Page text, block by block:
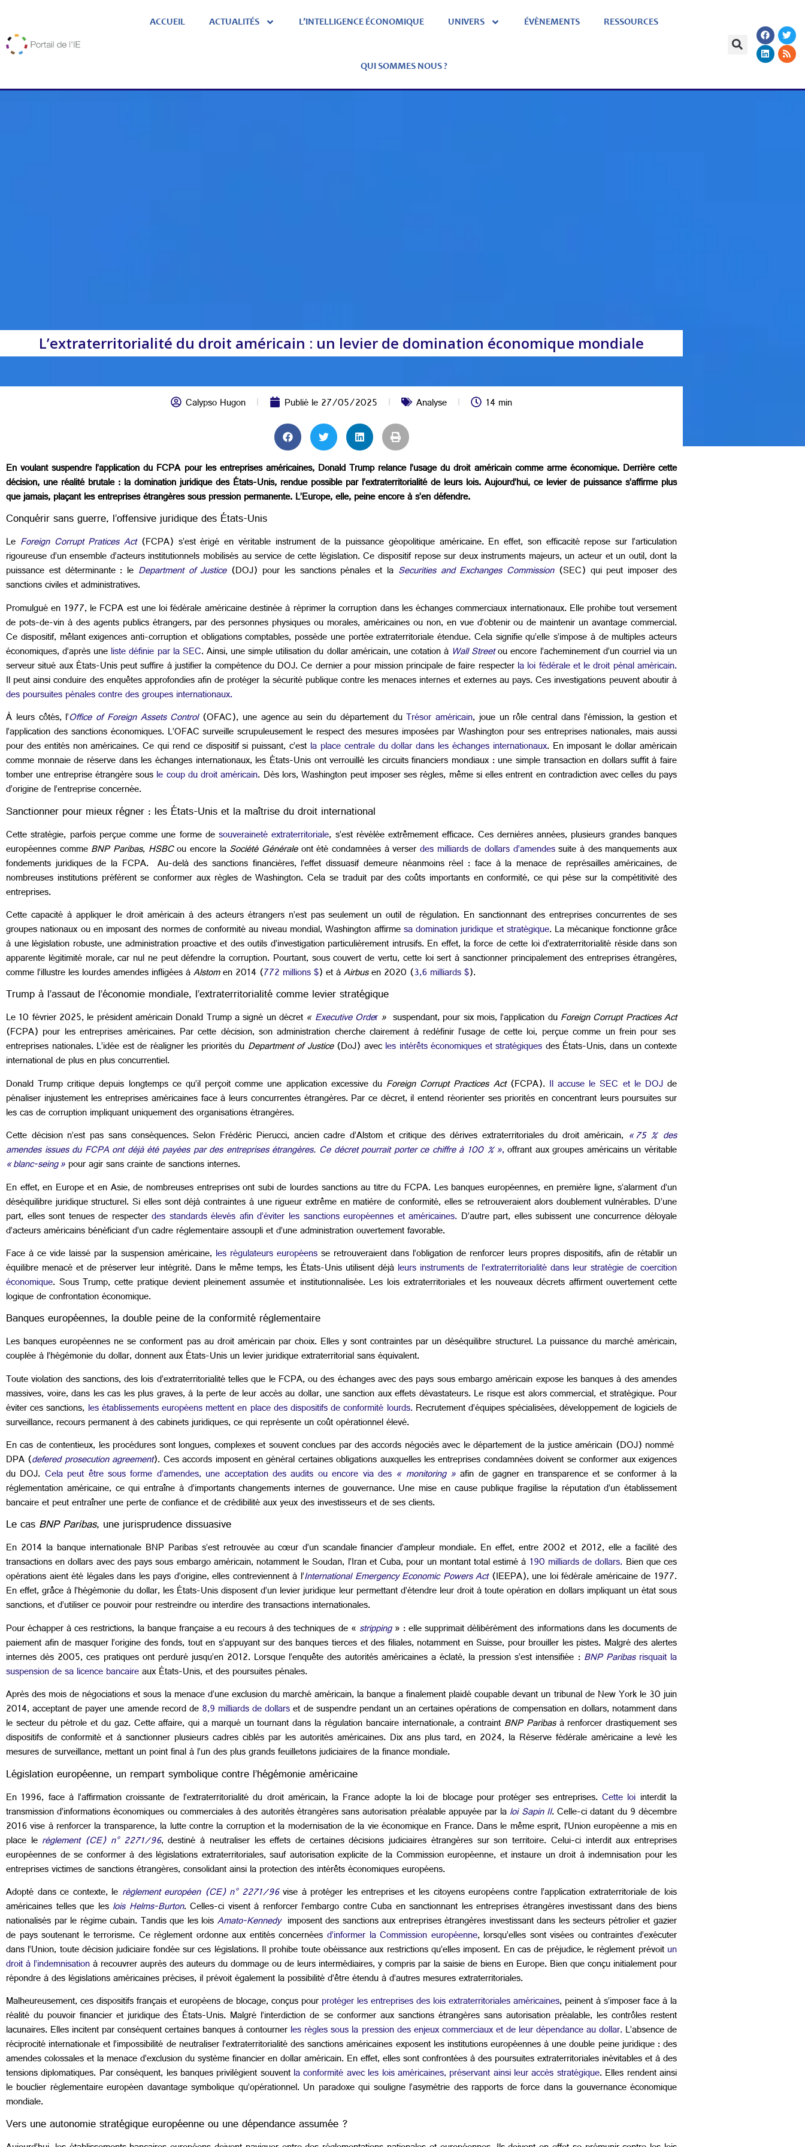
ACCUEIL ACTUALITÉS L’INTELLIGENCE ÉCONOMIQUE UNIVERS ÉVÈNEMENTS RESSOURCES
QUI SOMMES NOUS ?
L’extraterritorialité du droit américain : un levier de domination économique mondiale
Calypso Hugon Publié le27/05/2025 Analyse 14 min
En voulant suspendre l’application du FCPA pour les entreprises américaines, Donald Trump relance l’usage du droit américain comme arme économique. Derrière cette
décision, une réalité brutale : la domination juridique des États-Unis, rendue possible par l’extraterritorialité de leurs lois. Aujourd’hui, ce levier de puissance s’affirme plus
que jamais, plaçant les entreprises étrangères sous pression permanente. L’Europe, elle, peine encore à s’en défendre.
Conquérir sans guerre, l’offensive juridique des États-Unis
Le Foreign Corrupt Pratices Act(FCPA) s’est érigé en véritable instrument de la puissance géopolitique américaine. En effet, son efficacité repose sur l’articulation
rigoureuse d’un ensemble d’acteurs institutionnels mobilisés au service de cette législation. Ce dispositif repose sur deux instruments majeurs, un acteur et un outil, dont la
puissance est déterminante : le Department of Justice(DOJ) pour les sanctions pénales et la Securities and Exchanges Commission(SEC) qui peut imposer des
sanctions civiles et administratives.
Promulgué en 1977, le FCPA est une loi fédérale américaine destinée à réprimer la corruption dans les échanges commerciaux internationaux. Elle prohibe tout versement
de pots-de-vin à des agents publics étrangers, par des personnes physiques ou morales, américaines ou non, en vue d’obtenir ou de maintenir un avantage commercial.
Ce dispositif, mêlant exigences anti-corruption et obligations comptables, possède une portée extraterritoriale étendue. Cela signifie qu’elle s’impose à de multiples acteurs
économiques, d’après uneliste définie par la SEC. Ainsi, une simple utilisation du dollar américain, une cotation à Wall Streetou encore l’acheminement d’un courriel via un
serveur situé aux États-Unis peut suffire à justifier la compétence du DOJ. Ce dernier a pour mission principale de faire respecterla loi fédérale et le droit pénal américain.
Il peut ainsi conduire des enquêtes approfondies afin de protéger la sécurité publique contre les menaces internes et externes au pays. Ces investigations peuvent aboutir à
des poursuites pénales contre des groupes internationaux.
À leurs côtés, l’Office of Foreign Assets Control(OFAC), une agence au sein du département duTrésor américain, joue un rôle central dans l’émission, la gestion et
l’application des sanctions économiques. L’OFAC surveille scrupuleusement le respect des mesures imposées par Washington pour ses entreprises nationales, mais aussi
pour des entités non américaines. Ce qui rend ce dispositif si puissant, c’est la place centrale du dollar dans les échanges internationaux. En imposant le dollar américain
comme monnaie de réserve dans les échanges internationaux, les États-Unis ont verrouillé les circuits financiers mondiaux : une simple transaction en dollars suffit à faire
tomber une entreprise étrangère sousle coup du droit américain. Dès lors, Washington peut imposer ses règles, même si elles entrent en contradiction avec celles du pays
d’origine de l’entreprise concernée.
Sanctionner pour mieux régner : les États-Unis et la maîtrise du droit international
Cette stratégie, parfois perçue comme une forme desouveraineté extraterritoriale, s’est révélée extrêmement efficace. Ces dernières années, plusieurs grandes banques
européennes commeBNP Paribas, HSBCou encore laSociété Généraleont été condamnées à verserdes milliards de dollars d’amendessuite à des manquements aux
fondements juridiques de la FCPA. Au-delà des sanctions financières, l’effet dissuasif demeure néanmoins réel : face à la menace de représailles américaines, de
nombreuses institutions préfèrent se conformer aux règles de Washington. Cela se traduit par des coûts importants en conformité, ce qui pèse sur la compétitivité des
entreprises.
Cette capacité à appliquer le droit américain à des acteurs étrangers n’est pas seulement un outil de régulation. En sanctionnant des entreprises concurrentes de ses
groupes nationaux ou en imposant des normes de conformité au niveau mondial, Washington affirmesa domination juridique et stratégique. La mécanique fonctionne grâce
à une législation robuste, une administration proactive et des outils d’investigation particulièrement intrusifs. En effet, la force de cette loi d’extraterritorialité réside dans son
apparente légitimité morale, car nul ne peut défendre la corruption. Pourtant, sous couvert de vertu, cette loi sert à sanctionner principalement des entreprises étrangères,
comme l’illustre les lourdes amendes infligées àAlstomen 2014 (772 millions $) et àAirbusen 2020 (3,6 milliards $).
Trump à l’assaut de l’économie mondiale, l’extraterritorialité comme levier stratégique
Le 10 février 2025, le président américain Donald Trump a signé un décret «Executive Order» suspendant, pour six mois, l’application duForeign Corrupt Practices Act
(FCPA) pour les entreprises américaines. Par cette décision, son administration cherche clairement à redéfinir l’usage de cette loi, perçue comme un frein pour ses
entreprises nationales. L’idée est de réaligner les priorités du Department of Justice(DoJ) avecles intérêts économiques et stratégiquesdes États-Unis, dans un contexte
international de plus en plus concurrentiel.
Donald Trump critique depuis longtemps ce qu’il perçoit comme une application excessive du Foreign Corrupt Practices Act(FCPA).Il accuse le SEC et le DOJde
pénaliser injustement les entreprises américaines face à leurs concurrentes étrangères. Par ce décret, il entend réorienter ses priorités en concentrant leurs poursuites sur
les cas de corruption impliquant uniquement des organisations étrangères.
Cette décision n’est pas sans conséquences. Selon Frédéric Pierucci, ancien cadre d’Alstom et critique des dérives extraterritoriales du droit américain,« 75 % des
amendes issues du FCPA ont déjà été payées par des entreprises étrangères. Ce décret pourrait porter ce chiffre à 100 % »,offrant aux groupes américains un véritable
« blanc-seing »pour agir sans crainte de sanctions internes.
En effet, en Europe et en Asie, de nombreuses entreprises ont subi de lourdes sanctions au titre du FCPA. Les banques européennes, en première ligne, s’alarment d’un
déséquilibre juridique structurel. Si elles sont déjà contraintes à une rigueur extrême en matière de conformité, elles se retrouveraient alors doublement vulnérables. D’une
part, elles sont tenues de respecterdes standards élevés afin d’éviter les sanctions européennes et américaines. D’autre part, elles subissent une concurrence déloyale
d’acteurs américains bénéficiant d’un cadre réglementaire assoupli et d’une administration ouvertement favorable.
Face à ce vide laissé par la suspension américaine,les régulateurs européensse retrouveraient dans l’obligation de renforcer leurs propres dispositifs, afin de rétablir un
équilibre menacé et de préserver leur intégrité. Dans le même temps, les États-Unis utilisent déjà leurs instruments de l’extraterritorialité dans leur stratégie de coercition
économique. Sous Trump, cette pratique devient pleinement assumée et institutionnalisée. Les lois extraterritoriales et les nouveaux décrets affirment ouvertement cette
logique de confrontation économique.
Banques européennes, la double peine de la conformité réglementaire
Les banques européennes ne se conforment pas au droit américain par choix. Elles y sont contraintes par un déséquilibre structurel. La puissance du marché américain,
couplée à l’hégémonie du dollar, donnent aux États-Unis un levier juridique extraterritorial sans équivalent.
Toute violation des sanctions, des lois d’extraterritorialité telles que le FCPA, ou des échanges avec des pays sous embargo américain expose les banques à des amendes
massives, voire, dans les cas les plus graves, à la perte de leur accès au dollar, une sanction aux effets dévastateurs. Le risque est alors commercial, et stratégique. Pour
éviter ces sanctions, les établissements européens mettent en place des dispositifs de conformité lourds. Recrutement d’équipes spécialisées, développement de logiciels de
surveillance, recours permanent à des cabinets juridiques, ce qui représente un coût opérationnel élevé.
En cas de contentieux, les procédures sont longues, complexes et souvent conclues par des accords négociés avec le département de la justice américain (DOJ) nommé
DPA (defered prosecution agreement). Ces accords imposent en général certaines obligations auxquelles les entreprises condamnées doivent se conformer aux exigences
du DOJ. Cela peut être sous forme d’amendes, une acceptation des audits ou encore via des « monitoring »afin de gagner en transparence et se conformer à la
réglementation américaine, ce qui entraîne à d’importants changements internes de gouvernance. Une mise en cause publique fragilise la réputation d’un établissement
bancaire et peut entraîner une perte de confiance et de crédibilité aux yeux des investisseurs et de ses clients.
Le casBNP Paribas, une jurisprudence dissuasive
En 2014 la banque internationale BNP Paribas s’est retrouvée au cœur d’un scandale financier d’ampleur mondiale. En effet, entre 2002 et 2012, elle a facilité des
transactions en dollars avec des pays sous embargo américain, notamment le Soudan, l’Iran et Cuba, pour un montant total estimé à 190 milliards de dollars. Bien que ces
opérations aient été légales dans les pays d’origine, elles contreviennent à l’International Emergency Economic Powers Act(IEEPA), une loi fédérale américaine de 1977.
En effet, grâce à l’hégémonie du dollar, les États-Unis disposent d’un levier juridique leur permettant d’étendre leur droit à toute opération en dollars impliquant un état sous
sanctions, et d’utiliser ce pouvoir pour restreindre ou interdire des transactions internationales.
Pour échapper à ces restrictions, la banque française a eu recours à des techniques de « stripping» : elle supprimait délibérément des informations dans les documents de
paiement afin de masquer l’origine des fonds, tout en s’appuyant sur des banques tierces et des filiales, notamment en Suisse, pour brouiller les pistes. Malgré des alertes
internes dès 2005, ces pratiques ont perduré jusqu’en 2012. Lorsque l’enquête des autorités américaines a éclaté, la pression s’est intensifiée : BNP Paribasrisquait la
suspension de sa licence bancaireaux États-Unis, et des poursuites pénales.
Après des mois de négociations et sous la menace d’une exclusion du marché américain, la banque a finalement plaidé coupable devant un tribunal de New York le 30 juin
2014, acceptant de payer une amende record de8,9 milliards de dollarset de suspendre pendant un an certaines opérations de compensation en dollars, notamment dans
le secteur du pétrole et du gaz. Cette affaire, qui a marqué un tournant dans la régulation bancaire internationale, a contraint BNP Paribasà renforcer drastiquement ses
dispositifs de conformité et à sanctionner plusieurs cadres ciblés par les autorités américaines. Dix ans plus tard, en 2024, la Réserve fédérale américaine a levé les
mesures de surveillance, mettant un point final à l’un des plus grands feuilletons judiciaires de la finance mondiale.
Législation européenne, un rempart symbolique contre l’hégémonie américaine
En 1996, face à l’affirmation croissante de l’extraterritorialité du droit américain, la France adopte la loi de blocage pour protéger ses entreprises.Cette loi interdit la
transmission d’informations économiques ou commerciales à des autorités étrangères sans autorisation préalable appuyée par laloi Sapin II. Celle-ci datant du 9 décembre
2016 vise à renforcer la transparence, la lutte contre la corruption et la modernisation de la vie économique en France. Dans le même esprit, l’Union européenne a mis en
place le règlement (CE) n° 2271/96, destiné à neutraliser les effets de certaines décisions judiciaires étrangères sur son territoire. Celui-ci interdit aux entreprises
européennes de se conformer à des législations extraterritoriales, sauf autorisation explicite de la Commission européenne, et instaure un droit à indemnisation pour les
entreprises victimes de sanctions étrangères, consolidant ainsi la protection des intérêts économiques européens.
Adopté dans ce contexte, le règlement européen (CE) n° 2271/96vise à protéger les entreprises et les citoyens européens contre l’application extraterritoriale de lois
américaines telles que les lois Helms-Burton. Celles-ci visent à renforcer l’embargo contre Cuba en sanctionnant les entreprises étrangères investissant dans des biens
nationalisés par le régime cubain. Tandis que les loisAmato-Kennedy imposent des sanctions aux entreprises étrangères investissant dans les secteurs pétrolier et gazier
de pays soutenant le terrorisme. Ce règlement ordonne aux entités concernées d’informer la Commission européenne, lorsqu’elles sont visées ou contraintes d’exécuter
dans l’Union, toute décision judiciaire fondée sur ces législations. Il prohibe toute obéissance aux restrictions qu’elles imposent. En cas de préjudice, le règlement prévoitun
droit à l’indemnisationà recouvrer auprès des auteurs du dommage ou de leurs intermédiaires, y compris par la saisie de biens en Europe. Bien que conçu initialement pour
répondre à des législations américaines précises, il prévoit également la possibilité d’être étendu à d’autres mesures extraterritoriales.
Malheureusement, ces dispositifs français et européens de blocage, conçus pourprotéger les entreprises des lois extraterritoriales américaines, peinent à s’imposer face à la
réalité du pouvoir financier et juridique des États-Unis. Malgré l’interdiction de se conformer aux sanctions étrangères sans autorisation préalable, les contrôles restent
lacunaires. Elles incitent par conséquent certaines banques à contournerles règles sous la pression des enjeux commerciaux et de leur dépendance au dollar. L’absence de
réciprocité internationale et l’impossibilité de neutraliser l’extraterritorialité des sanctions américaines exposent les institutions européennes à une double peine juridique : des
amendes colossales et la menace d’exclusion du système financier en dollar américain. En effet, elles sont confrontées à des poursuites extraterritoriales inévitables et à des
tensions diplomatiques. Par conséquent, les banques privilégient souventla conformité avec les lois américaines, préservant ainsi leur accès stratégique. Elles rendent ainsi
le bouclier réglementaire européen davantage symbolique qu’opérationnel. Un paradoxe qui souligne l’asymétrie des rapports de force dans la gouvernance économique
mondiale.
Vers une autonomie stratégique européenne ou une dépendance assumée ?